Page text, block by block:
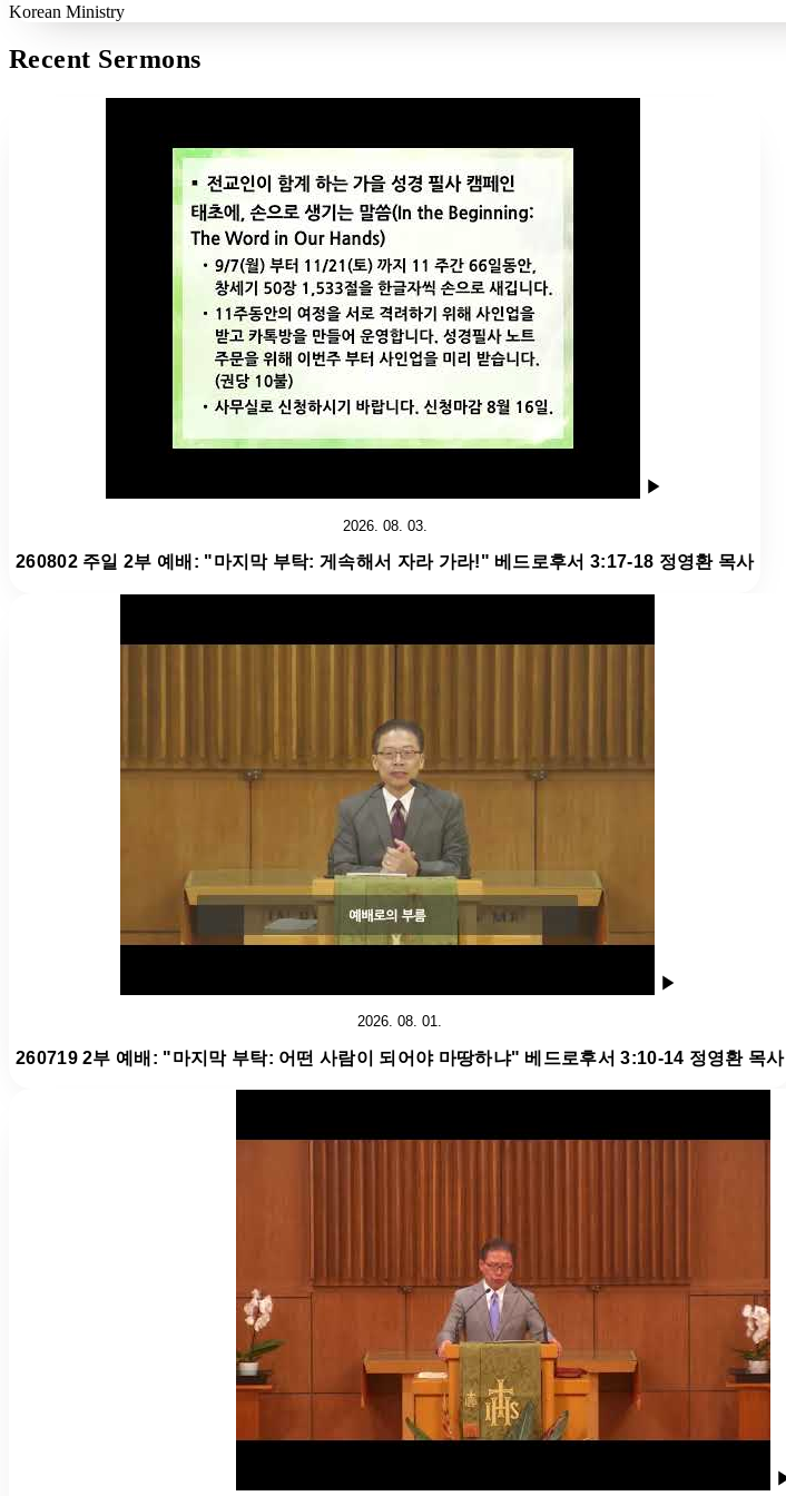
Korean Ministry
Recent Sermons
2026. 08. 03.
260802 주일 2부 예배: "마지막 부탁: 게속해서 자라 가라!" 베드로후서 3:17-18 정영환 목사
2026. 08. 01.
260719 2부 예배: "마지막 부탁: 어떤 사람이 되어야 마땅하냐" 베드로후서 3:10-14 정영환 목사